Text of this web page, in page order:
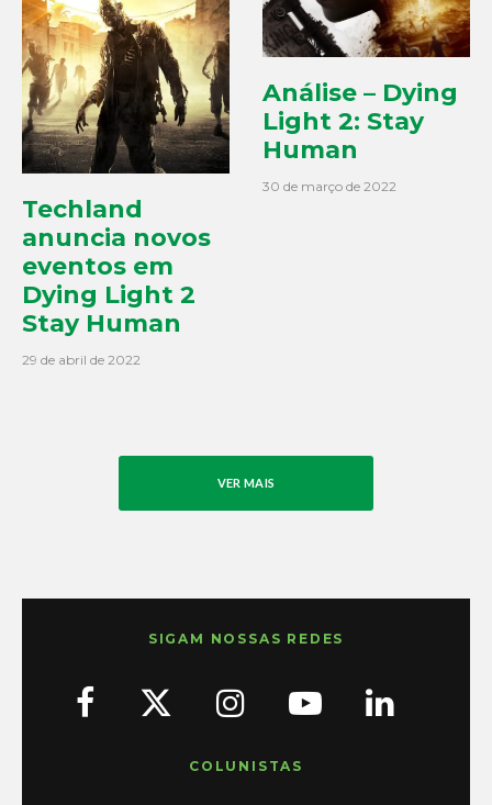
Techland
anuncia novos
eventos em
Dying Light 2
Stay Human
29 de abril de 2022
Análise – Dying
Light 2: Stay
Human
30 de março de 2022
VER MAIS
SIGAM NOSSAS REDES
COLUNISTAS